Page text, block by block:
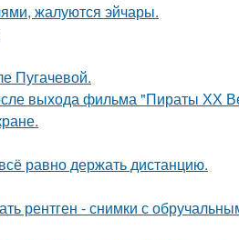
жалуются эйчары.
Пугачевой.
выхода фильма "Пираты ХХ
равно держать дистанцию.
рентген - снимки с